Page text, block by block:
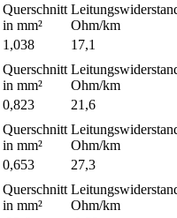
Querschnitt
in mm²
Ohm/km
1,038 17,1
Querschnitt
in mm²
Ohm/km
0,823 21,6
Querschnitt
in mm²
Ohm/km
0,653 27,3
Querschnitt
in mm²
Ohm/km